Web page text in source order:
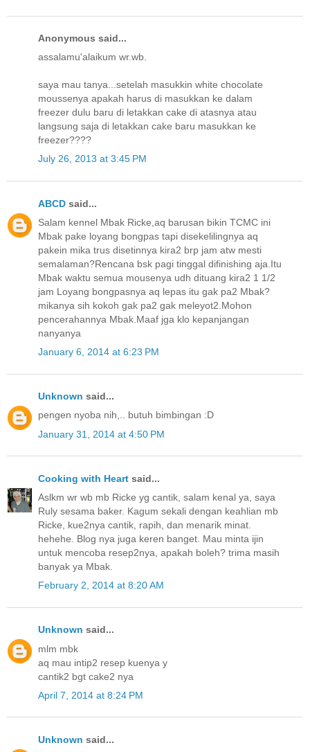
Anonymous said...
assalamu'alaikum wr.wb.
saya mau tanya...setelah masukkin white chocolate
moussenya apakah harus di masukkan ke dalam
freezer dulu baru di letakkan cake di atasnya atau
langsung saja di letakkan cake baru masukkan ke
freezer????
July 26, 2013 at 3:45 PM
ABCD said...
Salam kennel Mbak Ricke,aq barusan bikin TCMC ini
Mbak pake loyang bongpas tapi disekelilingnya aq
pakein mika trus disetinnya kira2 brp jam atw mesti
semalaman?Rencana bsk pagi tinggal difinishing aja.Itu
Mbak waktu semua mousenya udh dituang kira2 1 1/2
jam Loyang bongpasnya aq lepas itu gak pa2 Mbak?
mikanya sih kokoh gak pa2 gak meleyot2.Mohon
pencerahannya Mbak.Maaf jga klo kepanjangan
nanyanya
January 6, 2014 at 6:23 PM
Unknown said...
pengen nyoba nih,.. butuh bimbingan :D
January 31, 2014 at 4:50 PM
Cooking with Heart said...
Aslkm wr wb mb Ricke yg cantik, salam kenal ya, saya
Ruly sesama baker. Kagum sekali dengan keahlian mb
Ricke, kue2nya cantik, rapih, dan menarik minat.
hehehe. Blog nya juga keren banget. Mau minta ijin
untuk mencoba resep2nya, apakah boleh? trima masih
banyak ya Mbak.
February 2, 2014 at 8:20 AM
Unknown said...
mlm mbk
aq mau intip2 resep kuenya y
cantik2 bgt cake2 nya
April 7, 2014 at 8:24 PM
Unknown said...